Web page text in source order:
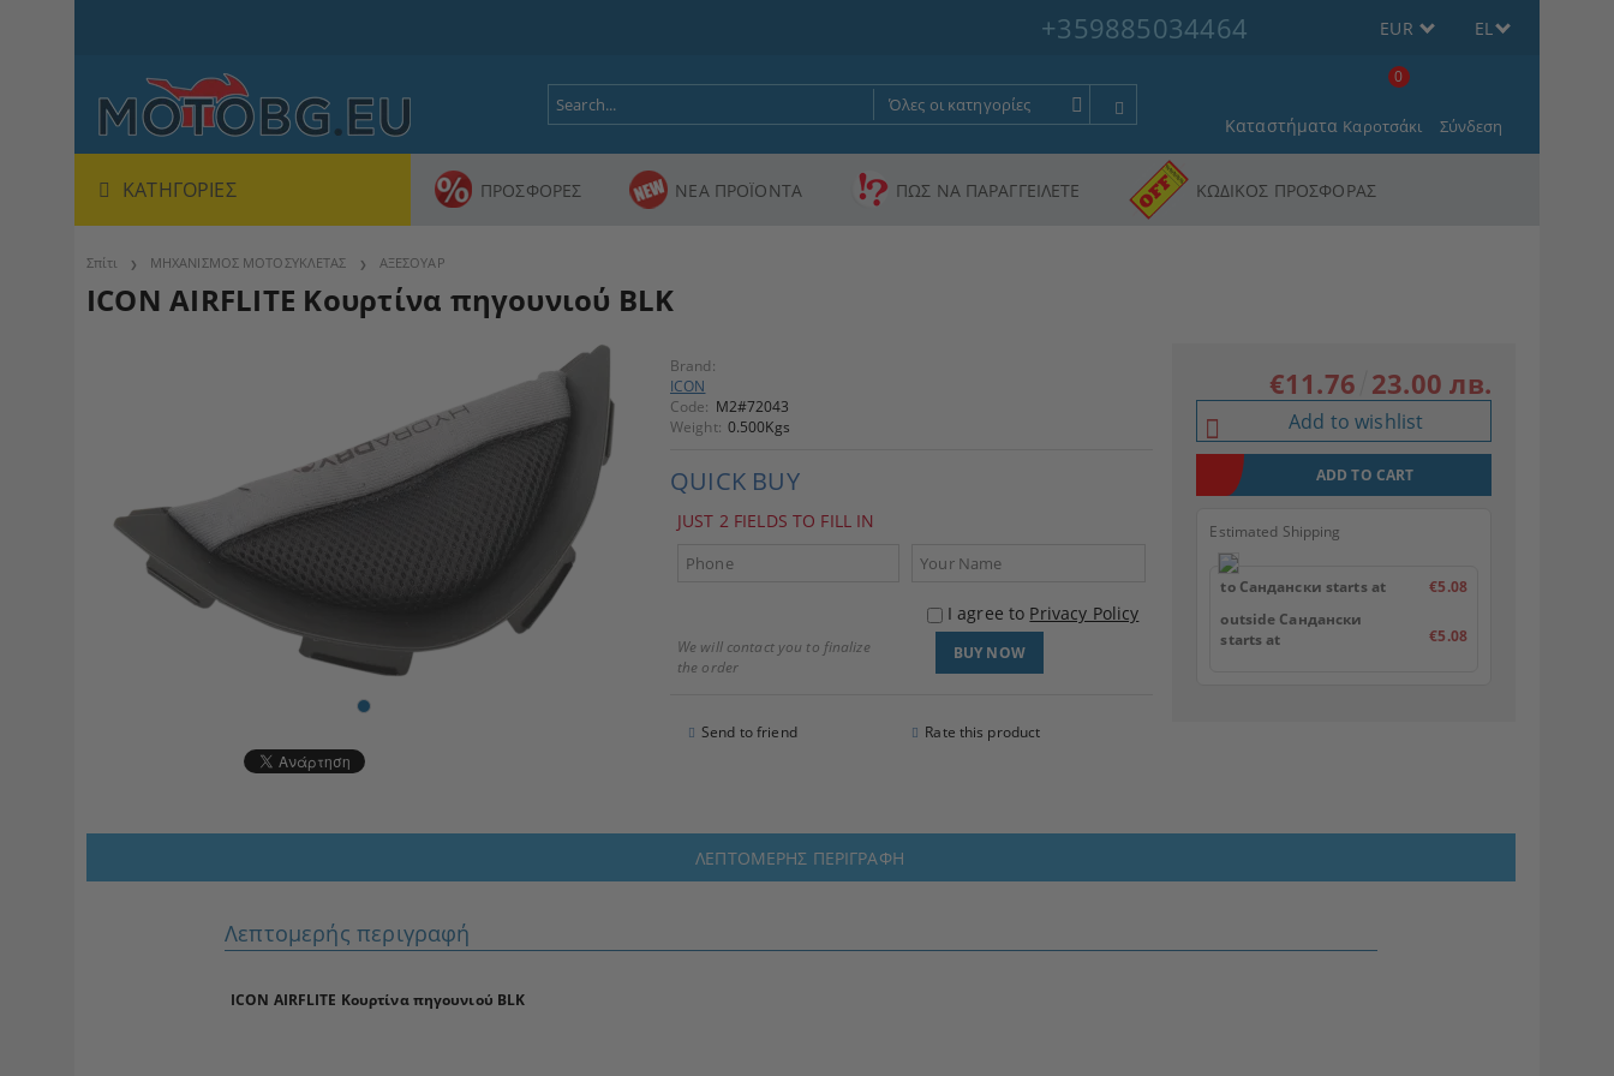
+359885034464 EUR EL
Καταστήματα Καροτσάκι
0
Σύνδεση
ΚΑΤΗΓΟΡΊΕΣ ΠΡΟΣΦΟΡΕΣ ΝΕΑ ΠΡΟΪΟΝΤΑ ΠΩΣ ΝΑ ΠΑΡΑΓΓΕΙΛΕΤΕ ΚΩΔΙΚΟΣ ΠΡΟΣΦΟΡΑΣ
Σπίτι ΜΗΧΑΝΙΣΜΟΣ ΜΟΤΟΣΥΚΛΕΤΑΣ ΑΞΕΣΟΥΑΡ
ICON AIRFLITE Κουρτίνα πηγουνιού BLK
Brand:
ICON
Code: M2#72043
Weight: 0.500Kgs
QUICK BUY
JUST 2 FIELDS TO FILL IN
I agree to Privacy Policy
We will contact you to finalize
the order
Send to friend Rate this product
€11.76 23.00 лв.
Add to wishlist
Estimated Shipping
to Сандански starts at
€5.08
outside Сандански
starts at
€5.08
ΛΕΠΤΟΜΕΡΉΣ ΠΕΡΙΓΡΑΦΉ
Λεπτομερής περιγραφή
ICON AIRFLITE Κουρτίνα πηγουνιού BLK